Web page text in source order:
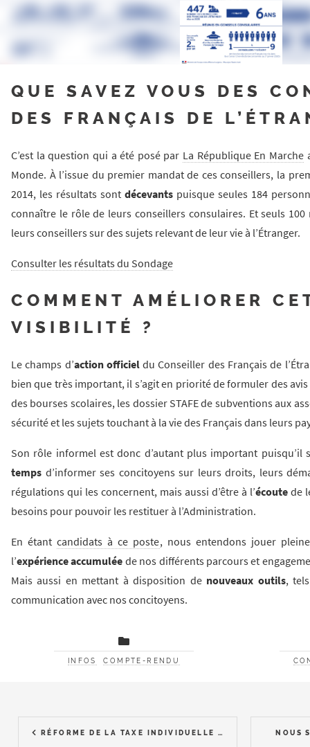
QUE SAVEZ VOUS DES
DES FRANÇAIS DE
C’est la question qui a été posé par La République En Marche
Monde. À l’issue du premier mandat de ces conseillers, la
2014, les résultats sontdécevants puisque seules 184
connaître le rôle de leurs conseillers consulaires. Et seuls
leurs conseillers sur des sujets relevant de leur vie à l’Étranger.
Consulter les résultats du Sondage
COMMENT AMÉLIORER
VISIBILITÉ ?
Le champs d’action officieldu Conseiller des Français de
bien que très important, il s’agit en priorité de formuler des avis
des bourses scolaires, les dossier STAFE de subventions aux
sécurité et les sujets touchant à la vie des Français dans leurs
Son rôle informel est donc d’autant plus important puisqu’il
temps d’informer ses concitoyens sur leurs droits, leurs
régulations qui les concernent, mais aussi d’être à l’écoutede
besoins pour pouvoir les restituer à l’Administration.
En étantcandidats à ce poste, nous entendons jouer
l’expérience accumulée de nos différents parcours et
Mais aussi en mettant à disposition de nouveaux outils,
communication avec nos concitoyens.
INFOS COMPTE-RENDU
RÉFORME DE LA TAXE INDIVIDUELLE EN CHINE NOUS